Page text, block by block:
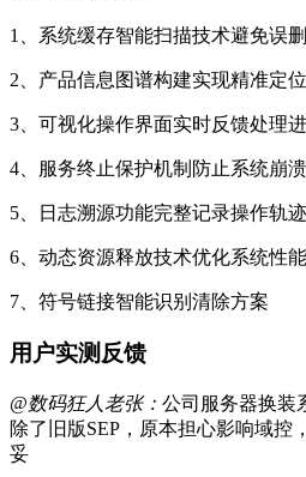
1、系统缓存智能扫描技术避免误
2、产品信息图谱构建实现精准定位
3、可视化操作界面实时反馈处理
4、服务终止保护机制防止系统崩溃
5、日志溯源功能完整记录操作轨迹
6、动态资源释放技术优化系统性能
7、符号链接智能识别清除方案
用户实测反馈
@数码狂人老张： 公司服务器换装
除了旧版SEP，原本担心影响域控
妥